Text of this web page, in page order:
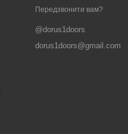
Передзвонити вам?
@dorus1doors
dorus1doors@gmail.com